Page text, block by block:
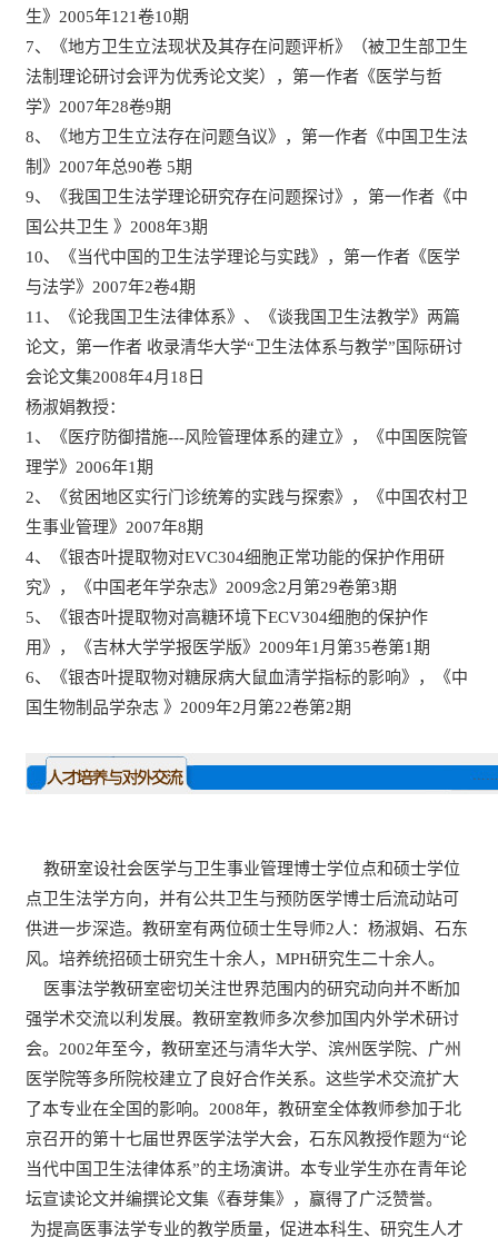
生》2005年121卷10期
7、《地方卫生立法现状及其存在问题评析》（被卫生部卫生
法制理论研讨会评为优秀论文奖），第一作者《医学与哲
学》2007年28卷9期
8、《地方卫生立法存在问题刍议》，第一作者《中国卫生法
制》2007年总90卷 5期
9、《我国卫生法学理论研究存在问题探讨》，第一作者《中
国公共卫生 》2008年3期
10、《当代中国的卫生法学理论与实践》，第一作者《医学
与法学》2007年2卷4期
11、《论我国卫生法律体系》、《谈我国卫生法教学》两篇
论文，第一作者 收录清华大学“卫生法体系与教学”国际研讨
会论文集2008年4月18日
杨淑娟教授：
1、《医疗防御措施---风险管理体系的建立》，《中国医院管
理学》2006年1期
2、《贫困地区实行门诊统筹的实践与探索》，《中国农村卫
生事业管理》2007年8期
4、《银杏叶提取物对EVC304细胞正常功能的保护作用研
究》，《中国老年学杂志》2009念2月第29卷第3期
5、《银杏叶提取物对高糖环境下ECV304细胞的保护作
用》，《吉林大学学报医学版》2009年1月第35卷第1期
6、《银杏叶提取物对糖尿病大鼠血清学指标的影响》，《中
国生物制品学杂志 》2009年2月第22卷第2期
教研室设社会医学与卫生事业管理博士学位点和硕士学位
点卫生法学方向，并有公共卫生与预防医学博士后流动站可
供进一步深造。教研室有两位硕士生导师2人：杨淑娟、石东
风。培养统招硕士研究生十余人，MPH研究生二十余人。
医事法学教研室密切关注世界范围内的研究动向并不断加
强学术交流以利发展。教研室教师多次参加国内外学术研讨
会。2002年至今，教研室还与清华大学、滨州医学院、广州
医学院等多所院校建立了良好合作关系。这些学术交流扩大
了本专业在全国的影响。2008年，教研室全体教师参加于北
京召开的第十七届世界医学法学大会，石东风教授作题为“论
当代中国卫生法律体系”的主场演讲。本专业学生亦在青年论
坛宣读论文并编撰论文集《春芽集》，赢得了广泛赞誉。
为提高医事法学专业的教学质量，促进本科生、研究生人才